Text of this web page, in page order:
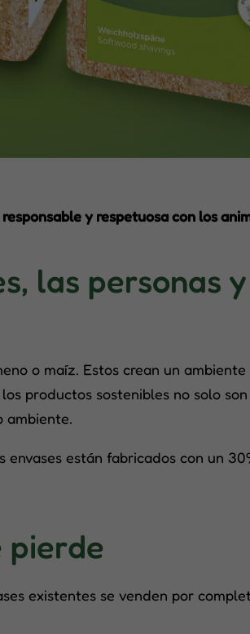
y respetuosa con los
las personas
o maíz. Estos crean un
productos sostenibles no solo
ambiente.
están fabricados con un
pierde
existentes se venden por